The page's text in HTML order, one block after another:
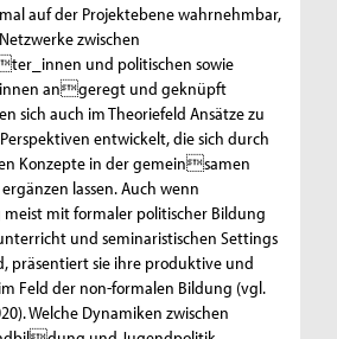
auf der Projektebene wahrnehmbar,
zwischen
und politischen sowie
angeregt und geknüpft
sich auch im Theoriefeld Ansätze zu
entwickelt, die sich durch
Konzepte in der gemeinsamen
lassen. Auch wenn
mit formaler politischer Bildung
und seminaristischen Settings
präsentiert sie ihre produktive und
Feld der non-formalen Bildung (vgl.
Welche Dynamiken zwischen